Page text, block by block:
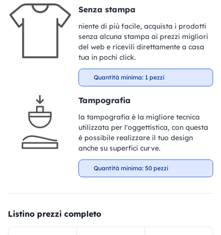
Senza stampa
niente di più facile, acquista i prodotti
senza alcuna stampa ai prezzi migliori
del web e ricevili direttamente a casa
tua in pochi click.
Quantità minima: 1 pezzi
Tampografia
la tampografia è la migliore tecnica
utilizzata per l'oggettistica, con questa
è possibile realizzare il tuo design
anche su superfici curve.
Quantità minima: 50 pezzi
Listino prezzi completo